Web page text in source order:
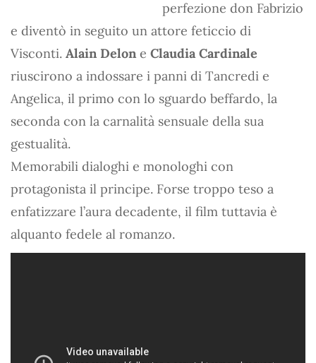
perfezione don Fabrizio
e diventò in seguito un attore feticcio di
Visconti. Alain Delon e Claudia Cardinale
riuscirono a indossare i panni di Tancredi e
Angelica, il primo con lo sguardo beffardo, la
seconda con la carnalità sensuale della sua
gestualità.
Memorabili dialoghi e monologhi con
protagonista il principe. Forse troppo teso a
enfatizzare l’aura decadente, il film tuttavia è
alquanto fedele al romanzo.